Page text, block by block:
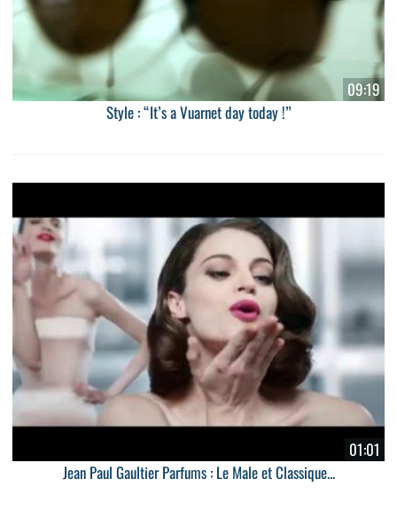
09:19
Style : “It’s a Vuarnet day today !”
01:01
Jean Paul Gaultier Parfums : Le Male et Classique...